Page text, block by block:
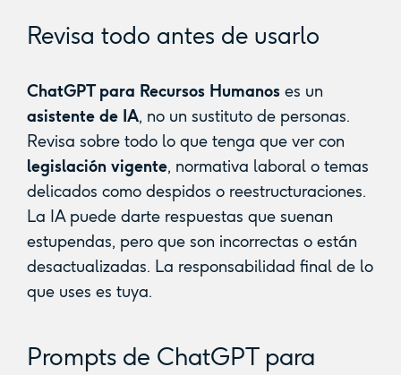
Revisa todo antes de usarlo
ChatGPT para Recursos Humanoses un
asistente de IA, no un sustituto de personas.
Revisa sobre todo lo que tenga que ver con
legislación vigente, normativa laboral o temas
delicados como despidos o reestructuraciones.
La IA puede darte respuestas que suenan
estupendas, pero que son incorrectas o están
desactualizadas. La responsabilidad final de lo
que uses es tuya.
Prompts de ChatGPT para